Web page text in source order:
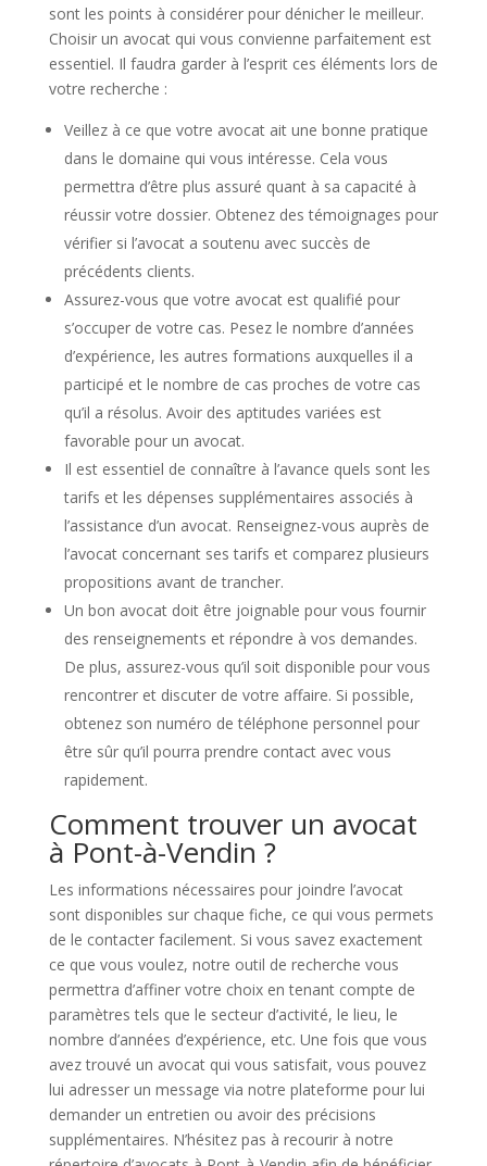
sont les points à considérer pour dénicher le meilleur.
Choisir un avocat qui vous convienne parfaitement est
essentiel. Il faudra garder à l’esprit ces éléments lors de
votre recherche :
Veillez à ce que votre avocat ait une bonne pratique
dans le domaine qui vous intéresse. Cela vous
permettra d’être plus assuré quant à sa capacité à
réussir votre dossier. Obtenez des témoignages pour
vérifier si l’avocat a soutenu avec succès de
précédents clients.
Assurez-vous que votre avocat est qualifié pour
s’occuper de votre cas. Pesez le nombre d’années
d’expérience, les autres formations auxquelles il a
participé et le nombre de cas proches de votre cas
qu’il a résolus. Avoir des aptitudes variées est
favorable pour un avocat.
Il est essentiel de connaître à l’avance quels sont les
tarifs et les dépenses supplémentaires associés à
l’assistance d’un avocat. Renseignez-vous auprès de
l’avocat concernant ses tarifs et comparez plusieurs
propositions avant de trancher.
Un bon avocat doit être joignable pour vous fournir
des renseignements et répondre à vos demandes.
De plus, assurez-vous qu’il soit disponible pour vous
rencontrer et discuter de votre affaire. Si possible,
obtenez son numéro de téléphone personnel pour
être sûr qu’il pourra prendre contact avec vous
rapidement.
Comment trouver un avocat
à Pont-à-Vendin ?
Les informations nécessaires pour joindre l’avocat
sont disponibles sur chaque fiche, ce qui vous permets
de le contacter facilement. Si vous savez exactement
ce que vous voulez, notre outil de recherche vous
permettra d’affiner votre choix en tenant compte de
paramètres tels que le secteur d’activité, le lieu, le
nombre d’années d’expérience, etc. Une fois que vous
avez trouvé un avocat qui vous satisfait, vous pouvez
lui adresser un message via notre plateforme pour lui
demander un entretien ou avoir des précisions
supplémentaires. N’hésitez pas à recourir à notre